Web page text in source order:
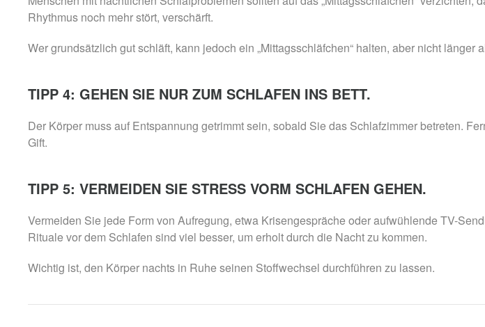
Rhythmus noch mehr stört, verschärft.
Wer grundsätzlich gut schläft, kann jedoch ein „Mittagsschläfchen“ halten, aber nicht länger
TIPP 4: GEHEN SIE NUR ZUM SCHLAFEN INS BETT.
Der Körper muss auf Entspannung getrimmt sein, sobald Sie das Schlafzimmer betreten.
Gift.
TIPP 5: VERMEIDEN SIE STRESS VORM SCHLAFEN GEHEN.
Vermeiden Sie jede Form von Aufregung, etwa Krisengespräche oder aufwühlende TV-
Rituale vor dem Schlafen sind viel besser, um erholt durch die Nacht zu kommen.
Wichtig ist, den Körper nachts in Ruhe seinen Stoffwechsel durchführen zu lassen.